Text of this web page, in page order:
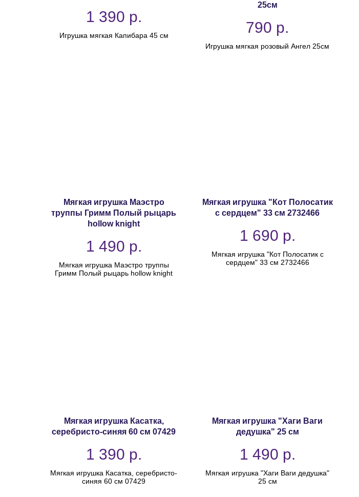
1 390 р.
Игрушка мягкая Капибара 45 см
25см
790 р.
Игрушка мягкая розовый Ангел 25см
Мягкая игрушка Маэстро
труппы Гримм Полый рыцарь
hollow knight
1 490 р.
Мягкая игрушка Маэстро труппы
Гримм Полый рыцарь hollow knight
Мягкая игрушка "Кот Полосатик
с сердцем" 33 см 2732466
1 690 р.
Мягкая игрушка "Кот Полосатик с
сердцем" 33 см 2732466
Мягкая игрушка Касатка,
серебристо-синяя 60 см 07429
1 390 р.
Мягкая игрушка Касатка, серебристо-
синяя 60 см 07429
Мягкая игрушка "Хаги Ваги
дедушка" 25 см
1 490 р.
Мягкая игрушка "Хаги Ваги дедушка"
25 см